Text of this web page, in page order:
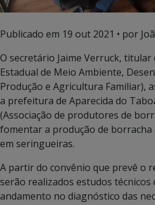
Publicado em 19 out 2021 • por
O secretário Jaime Verruck, titular
Estadual de Meio Ambiente,
Produção e Agricultura Familiar),
a prefeitura de Aparecida do
(Associação de produtores de
fomentar a produção de borracha
em seringueiras.
A partir do convênio que prevê o
serão realizados estudos técnicos
andamento no diagnóstico das